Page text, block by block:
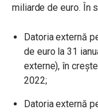
miliarde de euro. În
Datoria externă
de euro la 31
externe), în
2022;
Datoria externă